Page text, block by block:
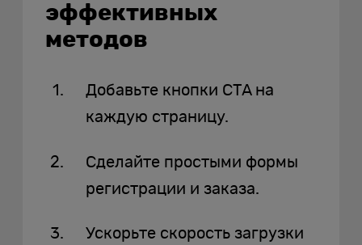
эффективных
методов
Добавьте кнопки CTA на
каждую страницу.
Сделайте простыми формы
регистрации и заказа.
Ускорьте скорость загрузки